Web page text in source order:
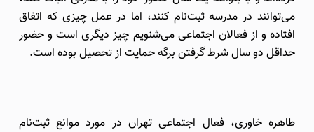
می‌توانند در مدرسه ثبت‌نام کنند، اما در عمل چیزی که اتفاق
افتاده و از فعالان اجتماعی می‌شنویم چیز دیگری است و حضور
حداقل دو سال شرط گرفتن برگه حمایت از تحصیل بوده است.
طاهره خاوری، فعال اجتماعی تهران در مورد موانع ثبت‌نام